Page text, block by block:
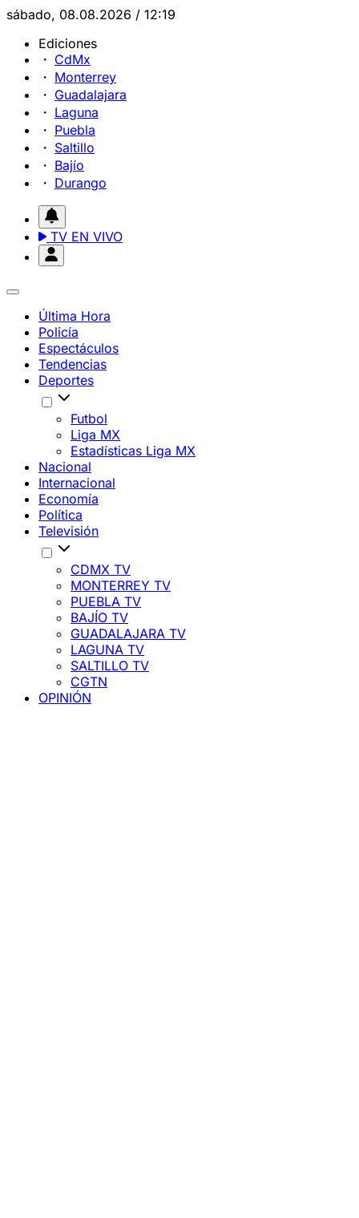
sábado, 08.08.2026 / 12:19
Ediciones
CdMx
Monterrey
Guadalajara
Laguna
Puebla
Saltillo
Bajío
Durango
TV EN VIVO
Última Hora
Policía
Espectáculos
Tendencias
Deportes
Futbol
Liga MX
Estadísticas Liga MX
Nacional
Internacional
Economía
Política
Televisión
CDMX TV
MONTERREY TV
PUEBLA TV
BAJÍO TV
GUADALAJARA TV
LAGUNA TV
SALTILLO TV
CGTN
OPINIÓN